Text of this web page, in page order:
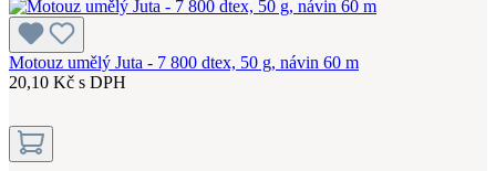
Motouz umělý Juta - 7 800 dtex, 50 g, návin 60 m
20,10 Kč s DPH